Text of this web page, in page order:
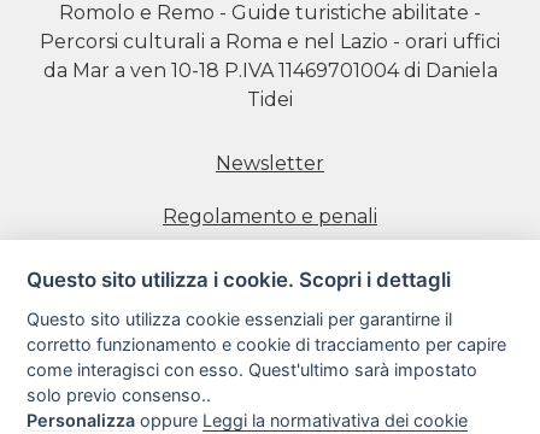
Romolo e Remo - Guide turistiche abilitate -
Percorsi culturali a Roma e nel Lazio - orari uffici
da Mar a ven 10-18 P.IVA 11469701004 di Daniela
Tidei
Newsletter
Regolamento e penali
Prenotazione visite
Informativa estesa sull'uso dei Cookie
Informativa sulla Privacy
Condizioni di utilizzo del sito web
Questo sito utilizza i cookie. Scopri i dettagli
Questo sito utilizza cookie essenziali per garantirne il
corretto funzionamento e cookie di tracciamento per capire
come interagisci con esso. Quest'ultimo sarà impostato
solo previo consenso..
Personalizza oppure Leggi la normativativa dei cookie